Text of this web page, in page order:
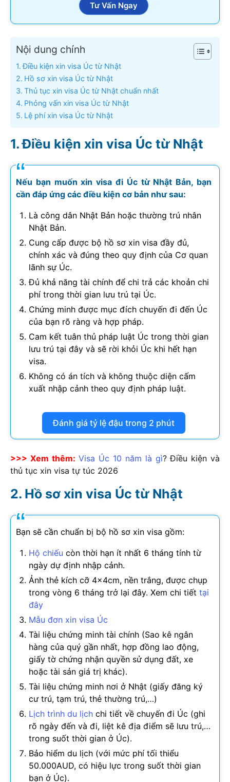
Tư Vấn Ngay
Nội dung chính
Điều kiện xin visa Úc từ Nhật
Hồ sơ xin visa Úc từ Nhật
Thủ tục xin visa Úc từ Nhật chuẩn nhất
Phỏng vấn xin visa Úc từ Nhật
Lệ phí xin visa Úc từ Nhật
Điều kiện xin visa Úc từ Nhật
Nếu bạn muốn xin visa đi Úc từ Nhật Bản, bạn
cần đáp ứng các điều kiện cơ bản như sau:
Là công dân Nhật Bản hoặc thường trú nhân
Nhật Bản.
Cung cấp được bộ hồ sơ xin visa đầy đủ,
chính xác và đúng theo quy định của Cơ quan
lãnh sự Úc.
Đủ khả năng tài chính để chi trả các khoản chi
phí trong thời gian lưu trú tại Úc.
Chứng minh được mục đích chuyến đi đến Úc
của bạn rõ ràng và hợp pháp.
Cam kết tuân thủ pháp luật Úc trong thời gian
lưu trú tại đây và sẽ rời khỏi Úc khi hết hạn
visa.
Không có án tích và không thuộc diện cấm
xuất nhập cảnh theo quy định pháp luật.
Đánh giá tỷ lệ đậu trong 2 phút
>>> Xem thêm: Visa Úc 10 năm là gì? Điều kiện và
thủ tục xin visa tự túc 2026
Hồ sơ xin visa Úc từ Nhật
Bạn sẽ cần chuẩn bị bộ hồ sơ xin visa gồm:
Hộ chiếu còn thời hạn ít nhất 6 tháng tính từ
ngày dự định nhập cảnh.
Ảnh thẻ kích cỡ 4x4cm, nền trắng, được chụp
trong vòng 6 tháng trở lại đây. Xem chi tiết tại
đây
Mẫu đơn xin visa Úc
Tài liệu chứng minh tài chính (Sao kê ngân
hàng của quý gần nhất, hợp đồng lao động,
giấy tờ chứng nhận quyền sử dụng đất, xe
hoặc tài sản giá trị khác).
Tài liệu chứng minh nơi ở Nhật (giấy đăng ký
cư trú, tạm trú, thẻ thường trú,…)
Lịch trình du lịch chi tiết về chuyến đi Úc (ghi
rõ ngày đến và đi, liệt kê địa điểm sẽ lưu trú,…
trong suốt thời gian ở Úc).
Bảo hiểm du lịch (với mức phí tối thiểu
50.000AUD, có hiệu lực trong suốt thời gian
bạn ở Úc).